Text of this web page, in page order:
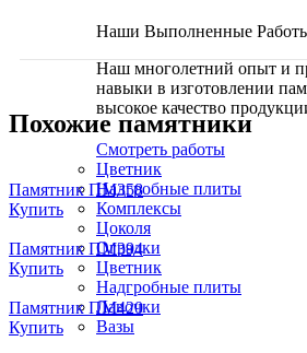
Наши Выполненные
Наш многолетний опыт и
навыки в изготовлении
высокое качество
Смотреть работы
Цветник
Надгробные плиты
Комплексы
Цоколя
Оградки
Цветник
Надгробные плиты
Лавочки
Вазы
Похожие памятники
Памятник ПМ358
Купить
Памятник ПМ394
Купить
Памятник ПМ420
Купить